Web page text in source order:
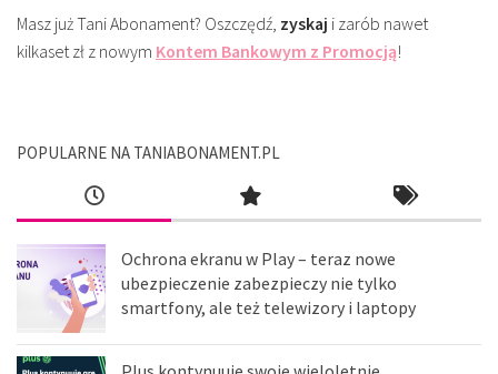
Masz już Tani Abonament? Oszczędź, zyskaj i zarób nawet
kilkaset zł z nowym Kontem Bankowym z Promocją!
POPULARNE NA TANIABONAMENT.PL
Ochrona ekranu w Play – teraz nowe
ubezpieczenie zabezpieczy nie tylko
smartfony, ale też telewizory i laptopy